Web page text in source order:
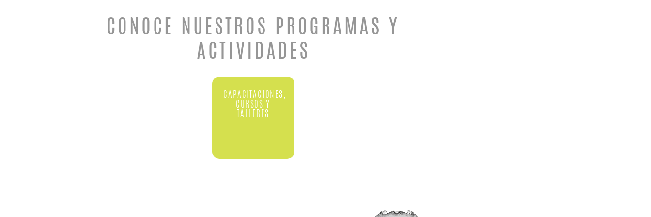
CONOCE NUESTROS PROGRAMAS Y
ACTIVIDADES
CAPACITACIONES,
CURSOS Y
TALLERES